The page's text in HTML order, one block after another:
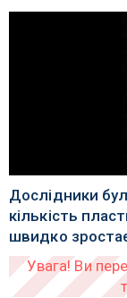
Дослідники
кількість
швидко